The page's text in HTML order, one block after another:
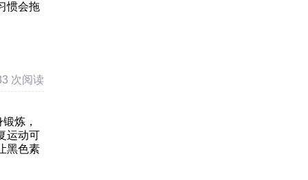
惯会拖
次阅读
炼，
运动可
黑色素